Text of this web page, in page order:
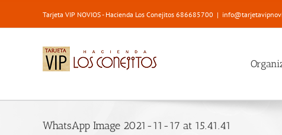
Tarjeta VIP NOVIOS - Hacienda Los Conejitos 686685700 |
WhatsApp Image 2021-11-17 at 15.41.41